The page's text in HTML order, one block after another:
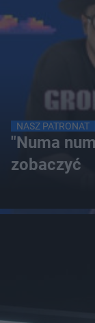
NASZ PATRONAT
"Numa
zobaczyć